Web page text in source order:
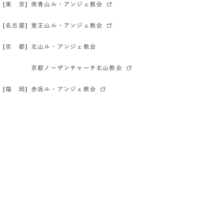
[東 京] 南青山ル・アンジェ教会
[名古屋] 覚王山ル・アンジェ教会
[京 都] 北山ル・アンジェ教会
京都ノーザンチャーチ北山教会
[福 岡] 赤坂ル・アンジェ教会